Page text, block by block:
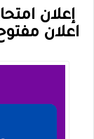
إعلان
اعلان